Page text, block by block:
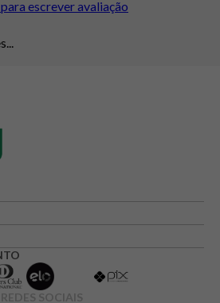
escrever avaliação
REDES SOCIAIS